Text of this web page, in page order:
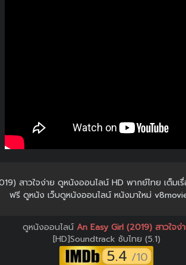
สาวใจง่าย ดูหนังออนไลน์ HD พากย์ไทย เต็ม
ฟรี ดูหนัง เว็บดูหนังออนไลน์ หนังมาใหม่
ดูหนังออนไลน์An Easy Girl (2019) สาวใจง่
[HD]Soundtrack ซับไทย (5.1)
5.4 /10